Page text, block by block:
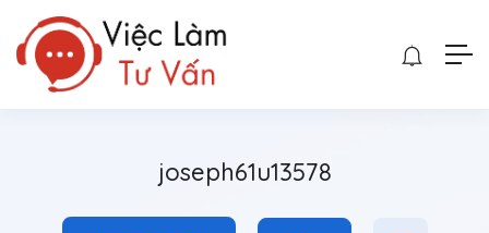
joseph61u13578